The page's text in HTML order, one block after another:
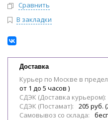
Сравнить
В закладки
Доставка
Курьер по Москве в
от 1 до 5 часов )
СДЭК (Доставка курьером):
СДЭК (Постамат):
205 руб.
Самовывоз со склада: